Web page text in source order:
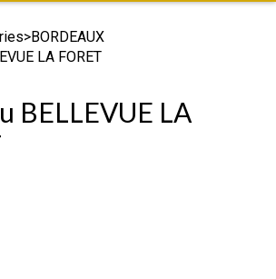
>BORDEAUX
LA FORET
BELLEVUE LA